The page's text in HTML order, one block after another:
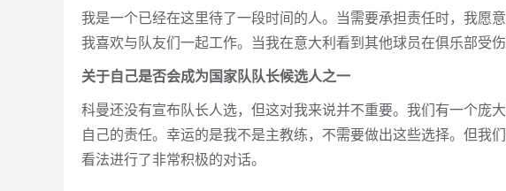
我是一个已经在这里待了一段时间的人。当需要承担责任时，我愿
我喜欢与队友们一起工作。当我在意大利看到其他球员在俱乐部受
关于自己是否会成为国家队队长候选人之一
科曼还没有宣布队长人选，但这对我来说并不重要。我们有一个庞
自己的责任。幸运的是我不是主教练，不需要做出这些选择。但我
看法进行了非常积极的对话。